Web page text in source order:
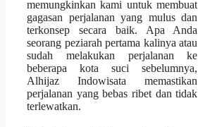
memungkinkan kami untuk membuat
gagasan perjalanan yang mulus dan
terkonsep secara baik. Apa Anda
seorang peziarah pertama kalinya atau
sudah melakukan perjalanan ke
beberapa kota suci sebelumnya,
Alhijaz Indowisata memastikan
perjalanan yang bebas ribet dan tidak
terlewatkan.